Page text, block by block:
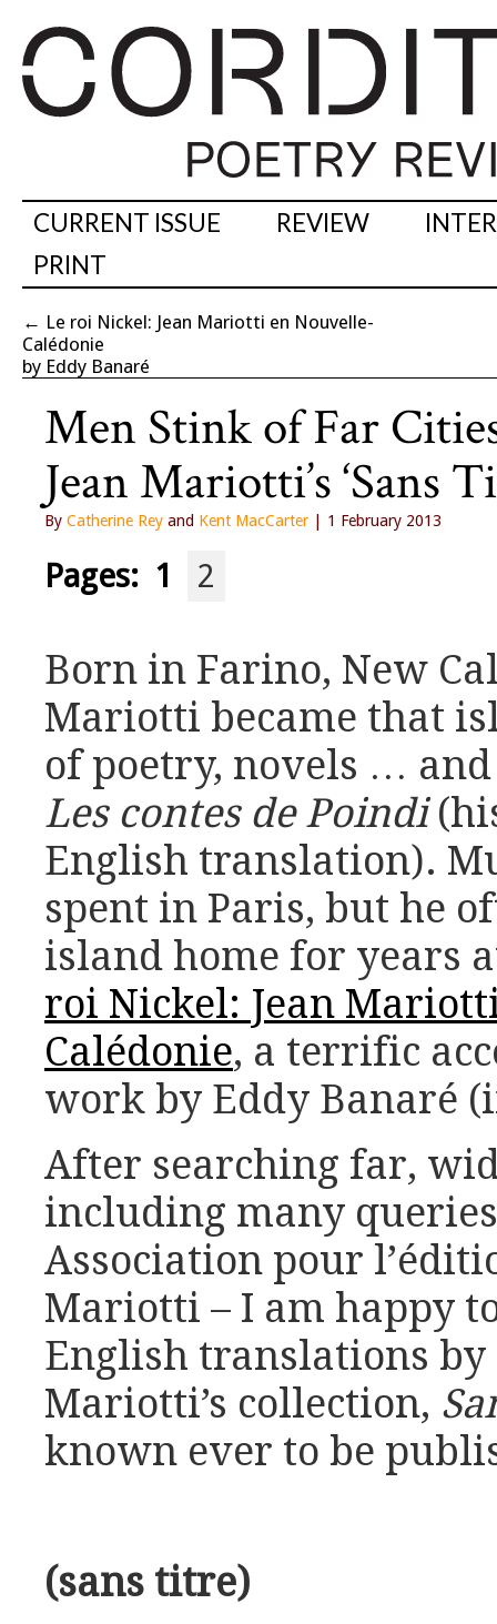
CURRENT ISSUE REVIEW
PRINT
← Le roi Nickel: Jean Mariotti en Nouvelle-
Calédonie
by Eddy Banaré
Men Stink of Far
Jean Mariotti’s ‘Sans
By Catherine Rey and Kent MacCarter | 1 February 2013
Pages: 1 2
Born in Farino, New
Mariotti became that
of poetry, novels … and
Les contes de Poindi
English translation).
spent in Paris, but he
island home for years
roi Nickel: Jean
Calédonie, a terrific
work by Eddy Banaré
After searching far,
including many
Association pour
Mariotti – I am happy
English translations
Mariotti’s collection,
known ever to be
(sans titre)